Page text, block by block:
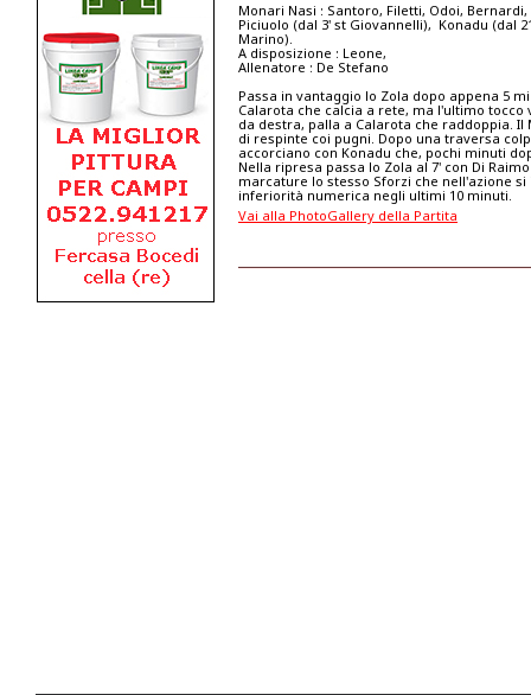
Monari Nasi : Santoro, Filetti, Odoi,
Piciuolo (dal 3' st Giovannelli), Konadu (dal
Marino).
A disposizione : Leone,
Allenatore : De Stefano
Passa in vantaggio lo Zola dopo appena 5
Calarota che calcia a rete, ma l'ultimo
da destra, palla a Calarota che raddoppia.
di respinte coi pugni. Dopo una traversa
accorciano con Konadu che, pochi minuti
Nella ripresa passa lo Zola al 7' con Di
marcature lo stesso Sforzi che nell'azione
inferiorità numerica negli ultimi 10 minuti.
Vai alla PhotoGallery della Partita